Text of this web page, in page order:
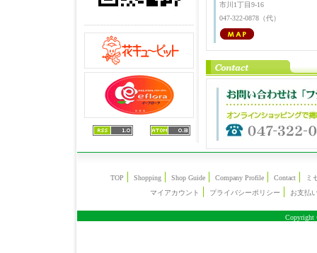
市川1丁目9-16
047-322-0878（代）
TOP Shopping Shop Guide Company Profile Contact
ミ
マイアカウント
プライバシーポリシー お支払
Copyright